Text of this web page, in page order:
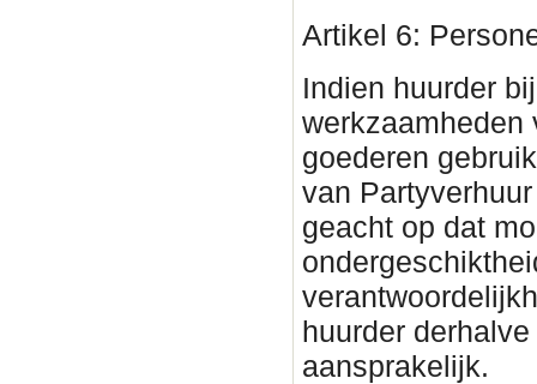
Artikel 6:
Indien huurder
werkzaamheden
goederen
van
geacht op dat
huurder
aansprakelijk.